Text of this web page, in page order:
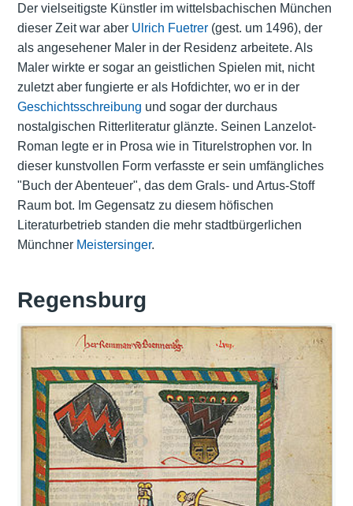
Der vielseitigste Künstler im wittelsbachischen München
dieser Zeit war aber Ulrich Fuetrer(gest. um 1496), der
als angesehener Maler in der Residenz arbeitete. Als
Maler wirkte er sogar an geistlichen Spielen mit, nicht
zuletzt aber fungierte er als Hofdichter, wo er in der
Geschichtsschreibung und sogar der durchaus
nostalgischen Ritterliteratur glänzte. Seinen Lanzelot-
Roman legte er in Prosa wie in Titurelstrophen vor. In
dieser kunstvollen Form verfasste er sein umfängliches
"Buch der Abenteuer", das dem Grals- und Artus-Stoff
Raum bot. Im Gegensatz zu diesem höfischen
Literaturbetrieb standen die mehr stadtbürgerlichen
Münchner Meistersinger.
Regensburg